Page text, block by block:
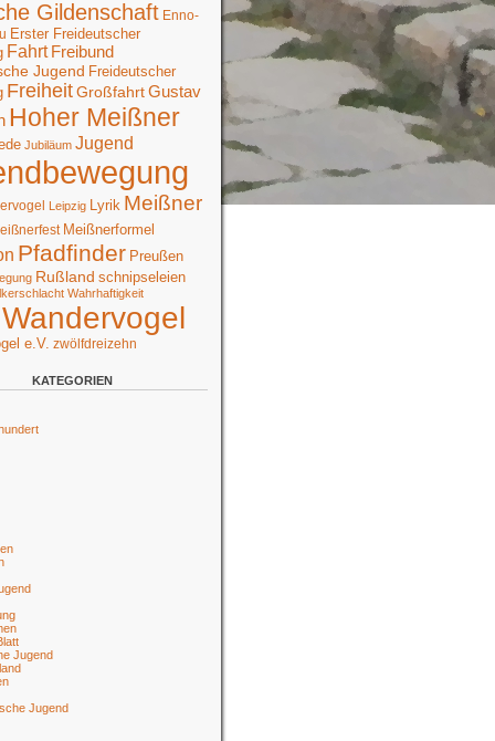
Gildenschaft Enno-
Erster Freideutscher
Fahrt Freibund
Jugend Freideutscher
FreiheitGroßfahrtGustav
Hoher Meißner
Jubiläum Jugend
Leipzig Lyrik Meißner
Meißnerformel
Pfadfinder Preußen
Rußland schnipseleien
Wahrhaftigkeit
Wandervogel
e.V. zwölfdreizehn
KATEGORIEN
Jugend
Jugend